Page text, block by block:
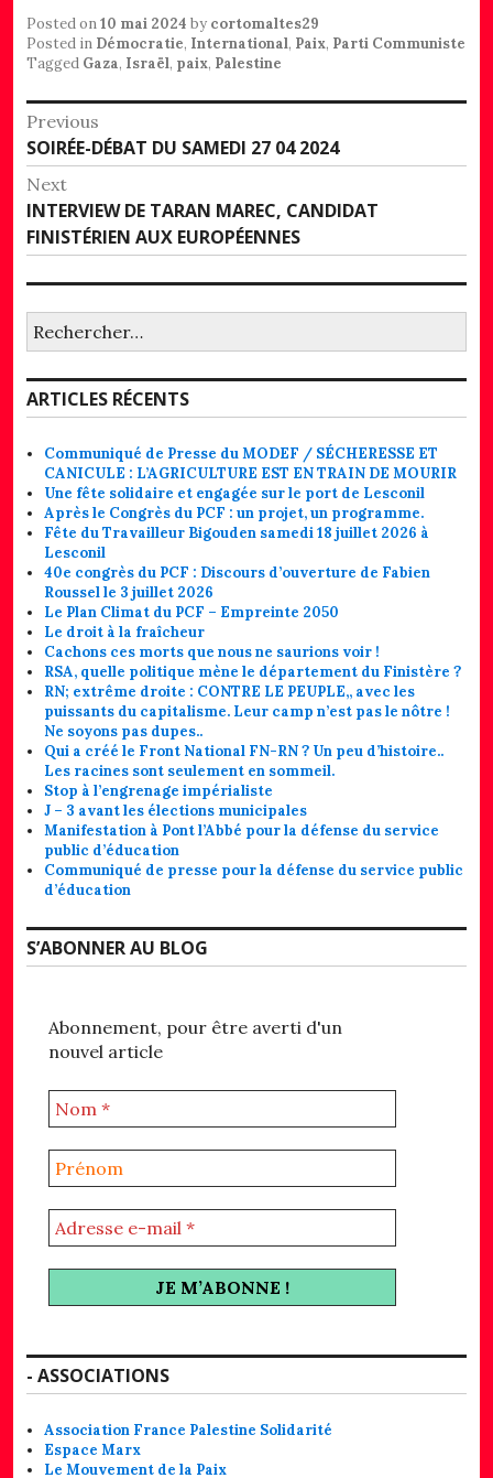
Posted on10 mai 2024 by cortomaltes29
Posted in Démocratie, International, Paix, Parti Communiste
Tagged Gaza, Israël, paix, Palestine
Navigation
de
l’article
Previous
Previous
post:
SOIRÉE-DÉBAT DU SAMEDI 27 04 2024
Next
Next
post:
INTERVIEW DE TARAN MAREC, CANDIDAT
FINISTÉRIEN AUX EUROPÉENNES
ARTICLES RÉCENTS
Communiqué de Presse du MODEF / SÉCHERESSE ET
CANICULE : L’AGRICULTURE EST EN TRAIN DE MOURIR
Une fête solidaire et engagée sur le port de Lesconil
Après le Congrès du PCF : un projet, un programme.
Fête du Travailleur Bigouden samedi 18 juillet 2026 à
Lesconil
40e congrès du PCF : Discours d’ouverture de Fabien
Roussel le 3 juillet 2026
Le Plan Climat du PCF – Empreinte 2050
Le droit à la fraîcheur
Cachons ces morts que nous ne saurions voir !
RSA, quelle politique mène le département du Finistère ?
RN; extrême droite : CONTRE LE PEUPLE,, avec les
puissants du capitalisme. Leur camp n’est pas le nôtre !
Ne soyons pas dupes..
Qui a créé le Front National FN-RN ? Un peu d’histoire..
Les racines sont seulement en sommeil.
Stop à l’engrenage impérialiste
J – 3 avant les élections municipales
Manifestation à Pont l’Abbé pour la défense du service
public d’éducation
Communiqué de presse pour la défense du service public
d’éducation
S’ABONNER AU BLOG
Abonnement, pour être averti d'un
nouvel article
- ASSOCIATIONS
Association France Palestine Solidarité
Espace Marx
Le Mouvement de la Paix